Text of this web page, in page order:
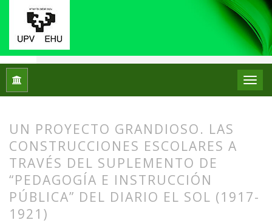
Inicio
UN PROYECTO GRANDIOSO. LAS
CONSTRUCCIONES ESCOLARES A
TRAVÉS DEL SUPLEMENTO DE
“PEDAGOGÍA E INSTRUCCIÓN
PÚBLICA” DEL DIARIO EL SOL (1917-
1921)